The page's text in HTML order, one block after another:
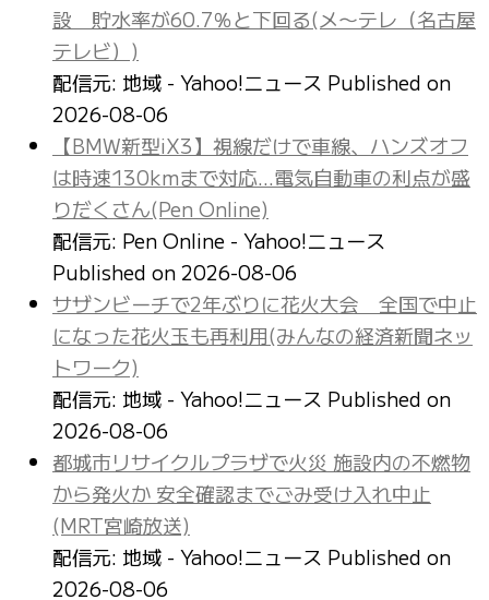
設 貯水率が60.7％と下回る(メ〜テレ（名古屋
テレビ）)
配信元: 地域 - Yahoo!ニュース Published on
2026-08-06
【BMW新型iX3】視線だけで車線、ハンズオフ
は時速130kmまで対応…電気自動車の利点が盛
りだくさん(Pen Online)
配信元: Pen Online - Yahoo!ニュース
Published on 2026-08-06
サザンビーチで2年ぶりに花火大会 全国で中止
になった花火玉も再利用(みんなの経済新聞ネッ
トワーク)
配信元: 地域 - Yahoo!ニュース Published on
2026-08-06
都城市リサイクルプラザで火災 施設内の不燃物
から発火か 安全確認までごみ受け入れ中止
(MRT宮崎放送)
配信元: 地域 - Yahoo!ニュース Published on
2026-08-06